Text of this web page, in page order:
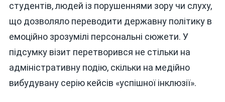
студентів, людей із порушеннями зору чи слуху,
що дозволяло переводити державну політику в
емоційно зрозумілі персональні сюжети. У
підсумку візит перетворився не стільки на
адміністративну подію, скільки на медійно
вибудувану серію кейсів «успішної інклюзії».